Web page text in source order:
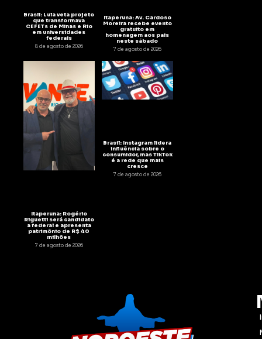
Brasil: Lula veta projeto
que transformava
CEFETs de Minas e Rio
em universidades
federais
8 de agosto de 2026
Itaperuna: Av. Cardoso
Moreira recebe evento
gratuito em
homenagem aos pais
neste sábado
7 de agosto de 2026
Itaperuna: Rogério
Riguetti será candidato
a federal e apresenta
patrimônio de R$ 40
milhões
7 de agosto de 2026
Brasil: Instagram lidera
influência sobre o
consumidor, mas TikTok
é a rede que mais
cresce
7 de agosto de 2026